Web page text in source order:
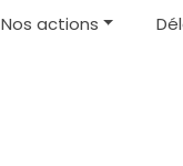
Nos actions